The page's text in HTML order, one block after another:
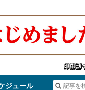
ジュール